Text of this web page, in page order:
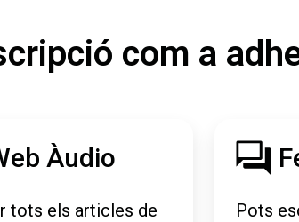
com a
Àudio
tots els articles de
Pots